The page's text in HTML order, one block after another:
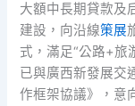
大額中長期貸款及
建設，向沿線策展
式，滿足“公路+旅
已與廣西新發展交
作框架協議》，意